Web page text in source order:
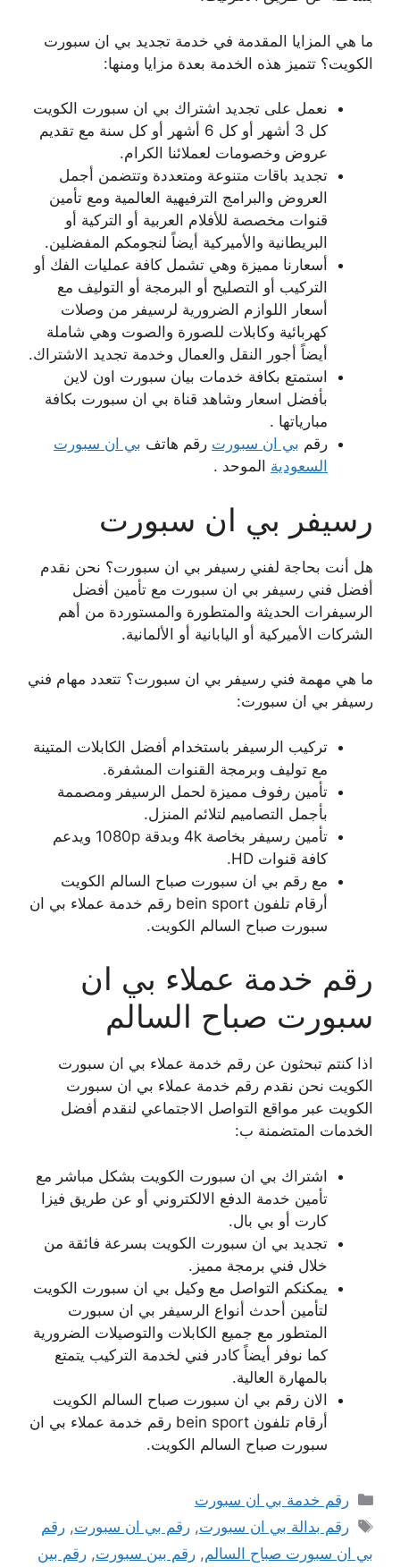
ما هي المزايا المقدمة في خدمة تجديد بي ان سبورت
الكويت؟ تتميز هذه الخدمة بعدة مزايا ومنها:
نعمل على تجديد اشتراك بي ان سبورت الكويت
كل 3 أشهر أو كل 6 أشهر أو كل سنة مع تقديم
عروض وخصومات لعملائنا الكرام.
تجديد باقات متنوعة ومتعددة وتتضمن أجمل
العروض والبرامج الترفيهية العالمية ومع تأمين
قنوات مخصصة للأفلام العربية أو التركية أو
البريطانية والأميركية أيضاً لنجومكم المفضلين.
أسعارنا مميزة وهي تشمل كافة عمليات الفك أو
التركيب أو التصليح أو البرمجة أو التوليف مع
أسعار اللوازم الضرورية لرسيفر من وصلات
كهربائية وكابلات للصورة والصوت وهي شاملة
أيضاً أجور النقل والعمال وخدمة تجديد الاشتراك.
استمتع بكافة خدمات بيان سبورت اون لاين
بأفضل اسعار وشاهد قناة بي ان سبورت بكافة
مبارياتها .
رقم بي ان سبورت رقم هاتف بي ان سبورت
السعودية الموحد .
رسيفر بي ان سبورت
هل أنت بحاجة لفني رسيفر بي ان سبورت؟ نحن نقدم
أفضل فني رسيفر بي ان سبورت مع تأمين أفضل
الرسيفرات الحديثة والمتطورة والمستوردة من أهم
الشركات الأميركية أو اليابانية أو الألمانية.
ما هي مهمة فني رسيفر بي ان سبورت؟ تتعدد مهام فني
رسيفر بي ان سبورت:
تركيب الرسيفر باستخدام أفضل الكابلات المتينة
مع توليف وبرمجة القنوات المشفرة.
تأمين رفوف مميزة لحمل الرسيفر ومصممة
بأجمل التصاميم لتلائم المنزل.
تأمين رسيفر بخاصة 4k وبدقة 1080p ويدعم
كافة قنوات HD.
مع رقم بي ان سبورت صباح السالم الكويت
أرقام تلفون bein sport رقم خدمة عملاء بي ان
سبورت صباح السالم الكويت.
رقم خدمة عملاء بي ان
سبورت صباح السالم
اذا كنتم تبحثون عن رقم خدمة عملاء بي ان سبورت
الكويت نحن نقدم رقم خدمة عملاء بي ان سبورت
الكويت عبر مواقع التواصل الاجتماعي لنقدم أفضل
الخدمات المتضمنة ب:
اشتراك بي ان سبورت الكويت بشكل مباشر مع
تأمين خدمة الدفع الالكتروني أو عن طريق فيزا
كارت أو بي بال.
تجديد بي ان سبورت الكويت بسرعة فائقة من
خلال فني برمجة مميز.
يمكنكم التواصل مع وكيل بي ان سبورت الكويت
لتأمين أحدث أنواع الرسيفر بي ان سبورت
المتطور مع جميع الكابلات والتوصيلات الضرورية
كما نوفر أيضاً كادر فني لخدمة التركيب يتمتع
بالمهارة العالية.
الان رقم بي ان سبورت صباح السالم الكويت
أرقام تلفون bein sport رقم خدمة عملاء بي ان
سبورت صباح السالم الكويت.
التصنيفات
رقم خدمة بي ان سبورت
الوسوم
رقم بدالة بي ان سبورت,رقم بي ان سبورت,رقم
بي ان سبورت صباح السالم, رقم بين سبورت, رقم بين